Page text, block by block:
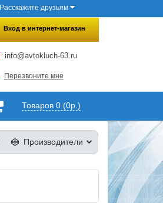
×
Расскажите друзьям
Вход в интернет-магазин
info@avtokluch-63.ru
Перезвоните мне
Товаров 0 (0р.)
Производители